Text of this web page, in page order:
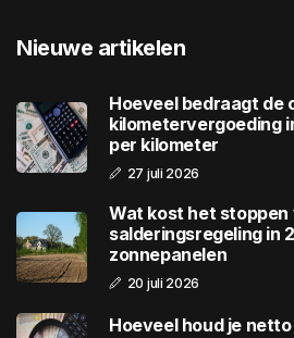
Nieuwe artikelen
Hoeveel bedraagt de
kilometervergoeding
per kilometer
27 juli 2026
Wat kost het stoppen
salderingsregeling in
zonnepanelen
20 juli 2026
Hoeveel houd je